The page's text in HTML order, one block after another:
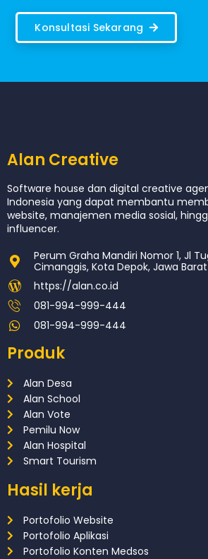
Konsultasi Sekarang
Alan Creative
Software house dan digital creative
Indonesia yang dapat membantu
website, manajemen media sosial,
influencer.
Perum Graha Mandiri Nomor 1, Jl
Cimanggis, Kota Depok, Jawa Barat
https://alan.co.id
081-994-999-444
081-994-999-444
Produk
Alan Desa
Alan School
Alan Vote
Pemilu Now
Alan Hospital
Smart Tourism
Hasil kerja
Portofolio Website
Portofolio Aplikasi
Portofolio Konten Medsos